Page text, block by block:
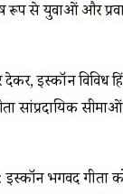
रूप से युवाओं और
इस्कॉन विविध
सांप्रदायिक
इस्कॉन भगवद